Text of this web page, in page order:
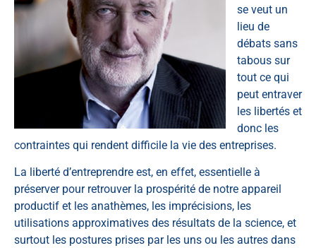
se veut un
lieu de
débats sans
tabous sur
tout ce qui
peut entraver
les libertés et
donc les
contraintes qui rendent difficile la vie des entreprises.
La liberté d’entreprendre est, en effet, essentielle à
préserver pour retrouver la prospérité de notre appareil
productif et les anathèmes, les imprécisions, les
utilisations approximatives des résultats de la science, et
surtout les postures prises par les uns ou les autres dans